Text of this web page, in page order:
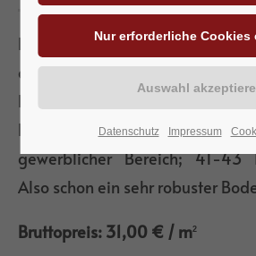
Anmelden
|Lost your password?
Support
Lorem ipsum dolor sit amet:
24h/ 365days
Die Oberfläche ist ein
d.h.aus Steinmehl gepresst
Feuchträume geeignet.
Erklärung: 21-23
gewerblicher Bereich; 41-43
Also schon ein sehr robuster
Bruttopreis: 31,00 € / m2
Datenschutz Impressum